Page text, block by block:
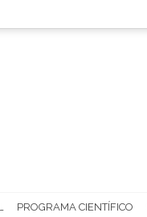
PROGRAMA CIENTÍFICO